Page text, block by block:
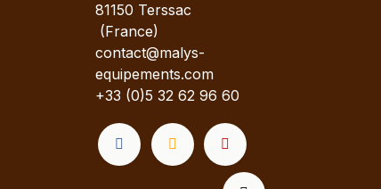
81150 Terssac
(France)
contact@malys-
equipements.com
+33 (0)5 32 62 96 60